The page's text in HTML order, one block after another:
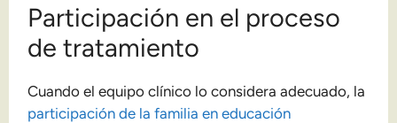
Participación en el proceso
de tratamiento
Cuando el equipo clínico lo considera adecuado, la
participación de la familia en educación